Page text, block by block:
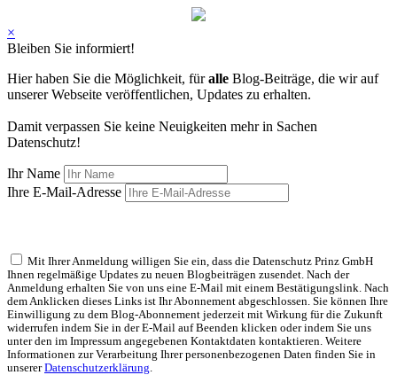
×
Bleiben Sie informiert!
Hier haben Sie die Möglichkeit, füralle Blog-Beiträge, die wir auf
unserer Webseite veröffentlichen, Updates zu erhalten.
Damit verpassen Sie keine Neuigkeiten mehr in Sachen
Datenschutz!
Ihr Name
Ihre E-Mail-Adresse
Mit Ihrer Anmeldung willigen Sie ein, dass die Datenschutz Prinz GmbH
Ihnen regelmäßige Updates zu neuen Blogbeiträgen zusendet. Nach der
Anmeldung erhalten Sie von uns eine E-Mail mit einem Bestätigungslink. Nach
dem Anklicken dieses Links ist Ihr Abonnement abgeschlossen. Sie können Ihre
Einwilligung zu dem Blog-Abonnement jederzeit mit Wirkung für die Zukunft
widerrufen indem Sie in der E-Mail auf Beenden klicken oder indem Sie uns
unter den im Impressum angegebenen Kontaktdaten kontaktieren. Weitere
Informationen zur Verarbeitung Ihrer personenbezogenen Daten finden Sie in
unsererDatenschutzerklärung.